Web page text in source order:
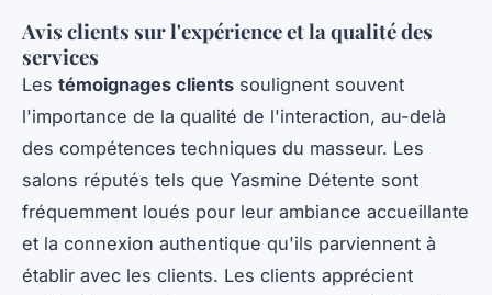
Avis clients sur l'expérience et la qualité des
services
Les témoignages clients soulignent souvent
l'importance de la qualité de l'interaction, au-delà
des compétences techniques du masseur. Les
salons réputés tels que Yasmine Détente sont
fréquemment loués pour leur ambiance accueillante
et la connexion authentique qu'ils parviennent à
établir avec les clients. Les clients apprécient